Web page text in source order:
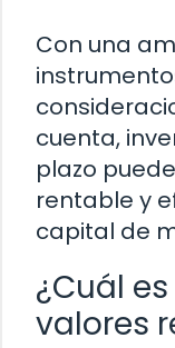
Con una
cuenta,
plazo
rentable y
capital de
¿Cuál
valores